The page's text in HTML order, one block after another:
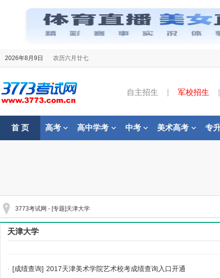
2026年8月9日 农历六月廿七
自主招生 军校招生
首 页 高考 高中学考 中考 美术高考 专
3773考试网 - [专题]天津大学
天津大学
· [成绩查询] 2017天津美术学院艺术校考成绩查询入口开通